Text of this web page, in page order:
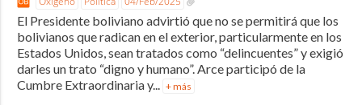
El Presidente boliviano advirtió que no se permitirá que los
bolivianos que radican en el exterior, particularmente en los
Estados Unidos, sean tratados como “delincuentes” y exigió
darles un trato “digno y humano”. Arce participó de la
Cumbre Extraordinaria y...
+ más